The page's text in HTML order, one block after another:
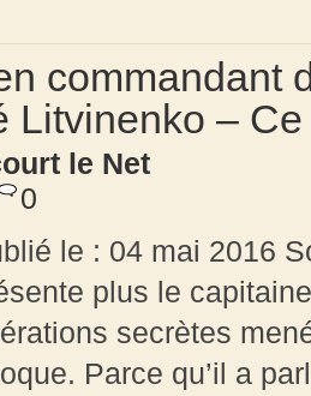
commandant
Litvinenko –
le Net
0
le : 04 mai 2016
plus le
secrètes
Parce qu’il a